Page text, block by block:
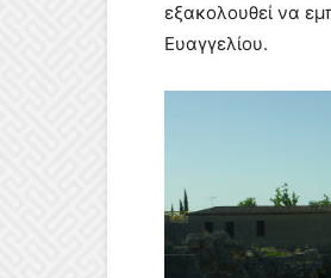
εξακολουθεί να
Ευαγγελίου.